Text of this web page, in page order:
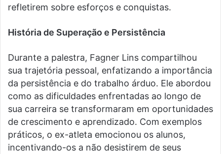
refletirem sobre esforços e conquistas.
História de Superação e Persistência
Durante a palestra, Fagner Lins compartilhou
sua trajetória pessoal, enfatizando a importância
da persistência e do trabalho árduo. Ele abordou
como as dificuldades enfrentadas ao longo de
sua carreira se transformaram em oportunidades
de crescimento e aprendizado. Com exemplos
práticos, o ex-atleta emocionou os alunos,
incentivando-os a não desistirem de seus